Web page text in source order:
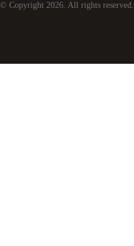
© Copyright 2026. All rights reserved.